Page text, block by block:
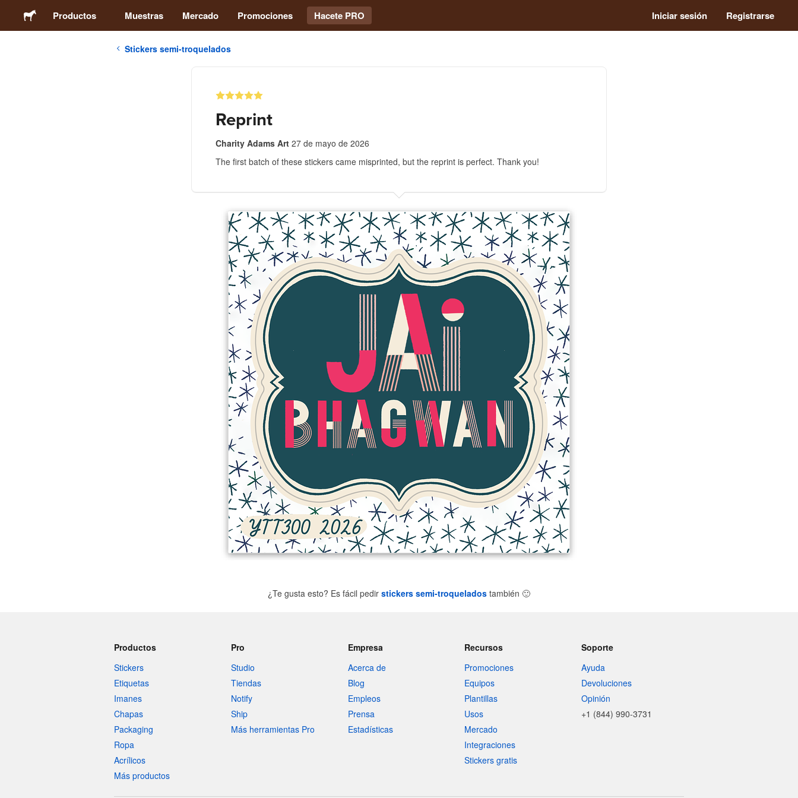
Productos Muestras Mercado Promociones Hacete PRO Iniciar sesión Registrarse
Stickers semi-troquelados
Reprint
Charity Adams Art 27 de mayo de 2026
The first batch of these stickers came misprinted, but the reprint is perfect. Thank you!
¿Te gusta esto? Es fácil pedir stickers semi-troquelados también 🙂
Productos
Stickers
Etiquetas
Imanes
Chapas
Packaging
Ropa
Acrílicos
Más productos
Pro
Studio
Tiendas
Notify
Ship
Más herramientas Pro
Empresa
Acerca de
Blog
Empleos
Prensa
Estadísticas
Recursos
Promociones
Equipos
Plantillas
Usos
Mercado
Integraciones
Stickers gratis
Soporte
Ayuda
Devoluciones
Opinión
+1 (844) 990-3731